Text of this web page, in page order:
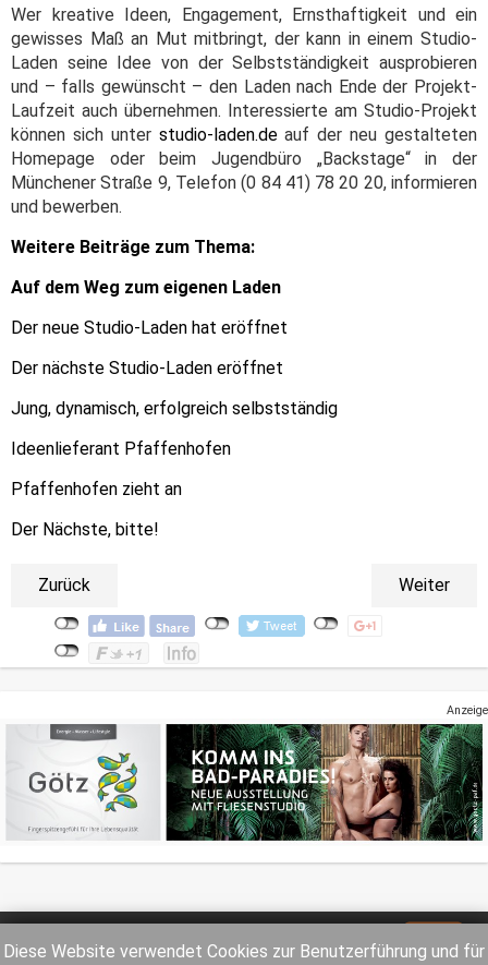
Diese Website verwendet Cookies zur Benutzerführung und für
Wer kreative Ideen, Engagement, Ernsthaftigkeit und ein
gewisses Maß an Mut mitbringt, der kann in einem Studio-
Laden seine Idee von der Selbstständigkeit ausprobieren
und – falls gewünscht – den Laden nach Ende der Projekt-
Laufzeit auch übernehmen. Interessierte am Studio-Projekt
können sich unter studio-laden.deauf der neu gestalteten
Homepage oder beim Jugendbüro „Backstage“ in der
Münchener Straße 9, Telefon (0 84 41) 78 20 20, informieren
und bewerben.
Weitere Beiträge zum Thema:
Auf dem Weg zum eigenen Laden
Der neue Studio-Laden hat eröffnet
Der nächste Studio-Laden eröffnet
Jung, dynamisch, erfolgreich selbstständig
Ideenlieferant Pfaffenhofen
Pfaffenhofen zieht an
Der Nächste, bitte!
Zurück Weiter
Anzeige